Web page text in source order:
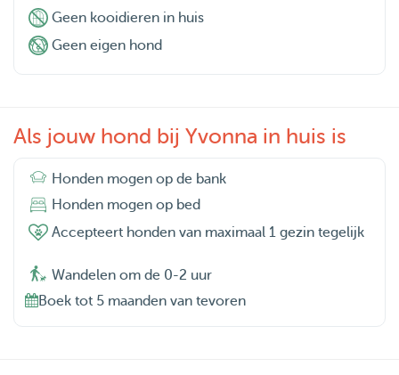
Geen kooidieren in huis
Geen eigen hond
Als jouw hond bij Yvonna in huis is
Honden mogen op de bank
Honden mogen op bed
Accepteert honden van maximaal 1 gezin tegelijk
Wandelen om de 0-2 uur
Boek tot 5 maanden van tevoren